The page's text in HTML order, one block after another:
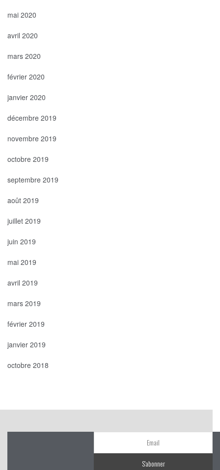
mai 2020
avril 2020
mars 2020
février 2020
janvier 2020
décembre 2019
novembre 2019
octobre 2019
septembre 2019
août 2019
juillet 2019
juin 2019
mai 2019
avril 2019
mars 2019
février 2019
janvier 2019
octobre 2018